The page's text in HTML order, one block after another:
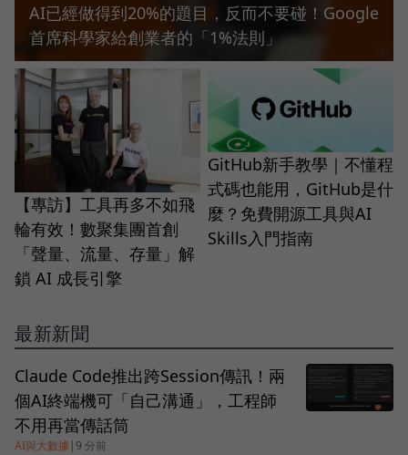
AI已經做得到20%的題目，反而不要碰！Google
首席科學家給創業者的「1%法則」
【專訪】工具再多不如飛
輪有效！數聚集團首創
「聲量、流量、存量」解
鎖 AI 成長引擎
GitHub新手教學｜不懂程
式碼也能用，GitHub是什
麼？免費開源工具與AI
Skills入門指南
最新新聞
Claude Code推出跨Session傳訊！兩
個AI終端機可「自己溝通」，工程師
不用再當傳話筒
AI與大數據 | 9 分前